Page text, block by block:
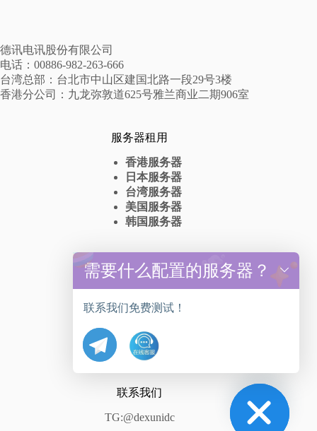
德讯电讯股份有限公司
电话：00886-982-263-666
台湾总部：台北市中山区建国北路一段29号3楼
香港分公司：九龙弥敦道625号雅兰商业二期906室
服务器租用
香港服务器
日本服务器
台湾服务器
美国服务器
韩国服务器
高防服务器
香港高防服务器出租
台湾高防服务器租赁
日本高防服务器
韩国高防服务器
联系我们
TG:@dexunidc
t
需要什么配置的服务器？
联系我们免费测试！